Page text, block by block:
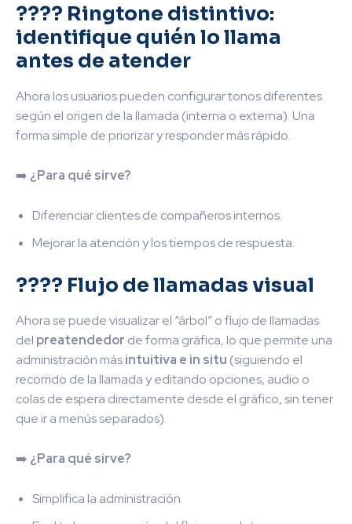
???? Ringtone distintivo:
identifique quién lo llama
antes de atender
Ahora los usuarios pueden configurar tonos diferentes
según el origen de la llamada (interna o externa). Una
forma simple de priorizar y responder más rápido.
➡️ ¿Para qué sirve?
Diferenciar clientes de compañeros internos.
Mejorar la atención y los tiempos de respuesta.
???? Flujo de llamadas visual
Ahora se puede visualizar el “árbol” o flujo de llamadas
del preatendedor de forma gráfica, lo que permite una
administración másintuitiva e in situ (siguiendo el
recorrido de la llamada y editando opciones, audio o
colas de espera directamente desde el gráfico, sin tener
que ir a menús separados).
➡️ ¿Para qué sirve?
Simplifica la administración.